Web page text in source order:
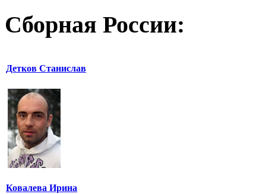
Сборная России:
Детков Станислав
Ковалева Ирина